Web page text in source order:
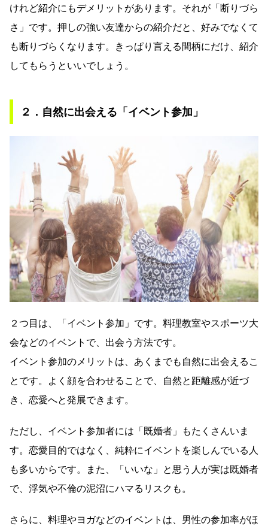
けれど紹介にもデメリットがあります。それが「断りづら
さ」です。押しの強い友達からの紹介だと、好みでなくて
も断りづらくなります。きっぱり言える間柄にだけ、紹介
してもらうといいでしょう。
２．自然に出会える「イベント参加」
２つ目は、「イベント参加」です。料理教室やスポーツ大
会などのイベントで、出会う方法です。
イベント参加のメリットは、あくまでも自然に出会えるこ
とです。よく顔を合わせることで、自然と距離感が近づ
き、恋愛へと発展できます。
ただし、イベント参加者には「既婚者」もたくさんいま
す。恋愛目的ではなく、純粋にイベントを楽しんでいる人
も多いからです。また、「いいな」と思う人が実は既婚者
で、浮気や不倫の泥沼にハマるリスクも。
さらに、料理やヨガなどのイベントは、男性の参加率がほ